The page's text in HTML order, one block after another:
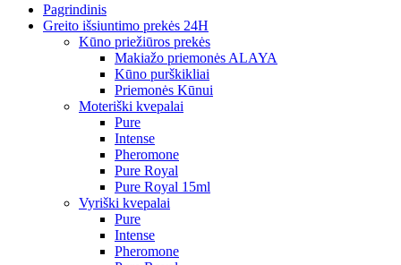
Pagrindinis
Greito išsiuntimo prekės 24H
Kūno priežiūros prekės
Makiažo priemonės ALAYA
Kūno purškikliai
Priemonės Kūnui
Moteriški kvepalai
Pure
Intense
Pheromone
Pure Royal
Pure Royal 15ml
Vyriški kvepalai
Pure
Intense
Pheromone